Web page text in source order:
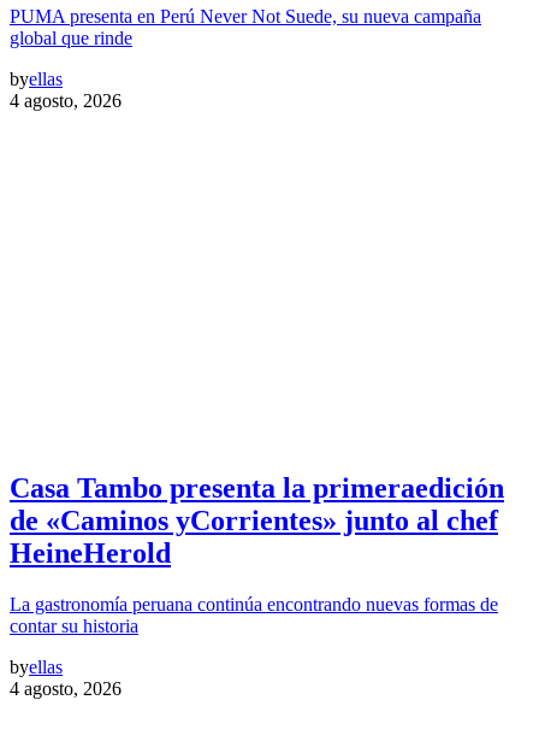
PUMA presenta en Perú Never Not Suede, su nueva campaña
global que rinde
byellas
4 agosto, 2026
Casa Tambo presenta la primeraedición
de «Caminos yCorrientes» junto al chef
HeineHerold
La gastronomía peruana continúa encontrando nuevas formas de
contar su historia
byellas
4 agosto, 2026